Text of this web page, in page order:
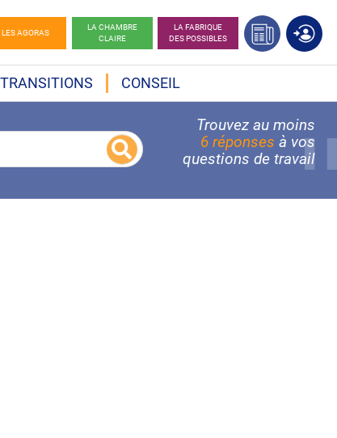
LES AGORAS
LA CHAMBRE
CLAIRE
LA FABRIQUE
DES POSSIBLES
TRANSITIONS CONSEIL
Trouvez au moins
6 réponses à vos
questions de travail